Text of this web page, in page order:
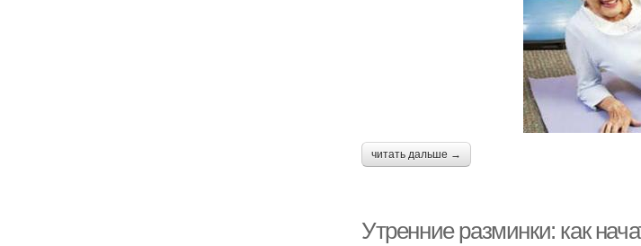
читать дальше →
Утренние разминки: как